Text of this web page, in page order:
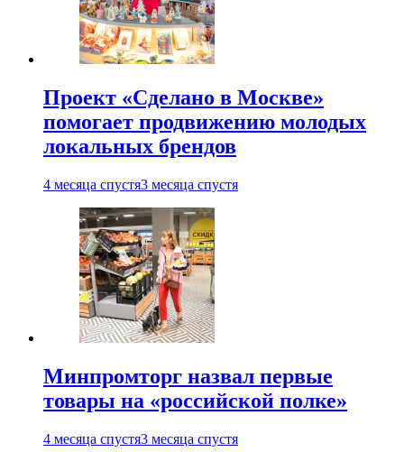
Проект «Сделано в Москве»
помогает продвижению молодых
локальных брендов
4 месяца спустя3 месяца спустя
Минпромторг назвал первые
товары на «российской полке»
4 месяца спустя3 месяца спустя